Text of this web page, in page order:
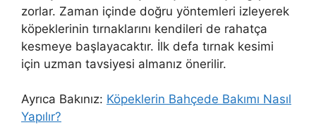
zorlar. Zaman içinde doğru yöntemleri izleyerek
köpeklerinin tırnaklarını kendileri de rahatça
kesmeye başlayacaktır. İlk defa tırnak kesimi
için uzman tavsiyesi almanız önerilir.
Ayrıca Bakınız: Köpeklerin Bahçede Bakımı Nasıl
Yapılır?